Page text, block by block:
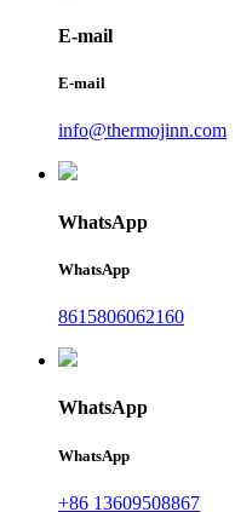
E-mail
E-mail
info@thermojinn.com
WhatsApp
WhatsApp
8615806062160
WhatsApp
WhatsApp
+86 13609508867